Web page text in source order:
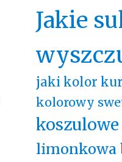
Jakie
jaki kolor
kolorowy
limonkowa